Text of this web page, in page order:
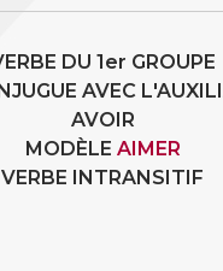
DU 1er GROUPE
AVEC
AVOIR
MODÈLE AIMER
VERBE INTRANSITIF